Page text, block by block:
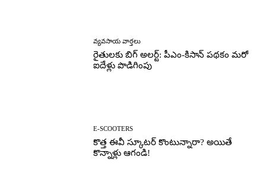
వ్యవసాయ వార్తలు
రైతులకు బిగ్ అలర్ట్: పీఎం-కిసాన్ పథకం మరో
ఐదేళ్లు పొడిగింపు
E-SCOOTERS
కొత్త ఈవీ స్కూట‌ర్ కొంటున్నారా? అయితే
కొన్నాళ్లు ఆగండి!